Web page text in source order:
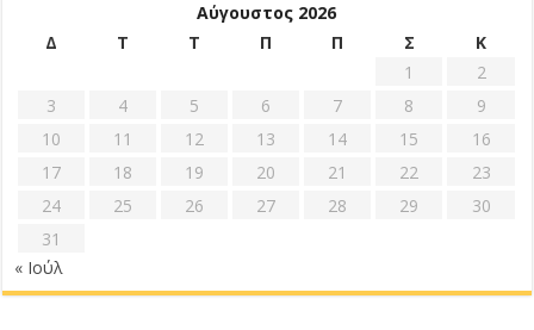
Αύγουστος 2026
Δ
Τ Τ Π Π Σ
Κ
1
2
3
4 5 6 7 8
9
10
11 12 13 14 15
16
17
18 19 20 21 22
23
24
25 26 27 28 29
30
31
« Ιούλ